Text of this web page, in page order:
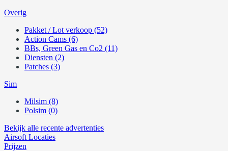
Overig
Pakket / Lot verkoop (52)
Action Cams (6)
BBs, Green Gas en Co2 (11)
Diensten (2)
Patches (3)
Sim
Milsim (8)
Polsim (0)
Bekijk alle recente advertenties
Airsoft Locaties
Prijzen